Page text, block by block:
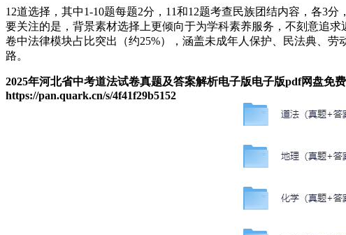
12道选择，其中1-10题每题2分，11和12题考查民族团结内容，各3
要关注的是，背景素材选择上更倾向于为学科素养服务，不刻意追
卷中法律模块占比突出（约25%），涵盖未成年人保护、民法典、
路。
2025年河北省中考道法试卷真题及答案解析电子版电子版pdf网盘免费
https://pan.quark.cn/s/4f41f29b5152